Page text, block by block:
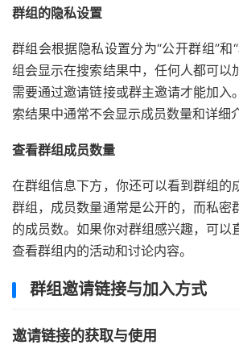
群组的隐私设置
群组会根据隐私设置分为“公开群组”和
组会显示在搜索结果中，任何人都可以
需要通过邀请链接或群主邀请才能加入
索结果中通常不会显示成员数量和详细
查看群组成员数量
在群组信息下方，你还可以看到群组的
群组，成员数量通常是公开的，而私密
的成员数。如果你对群组感兴趣，可以
查看群组内的活动和讨论内容。
群组邀请链接与加入方式
邀请链接的获取与使用